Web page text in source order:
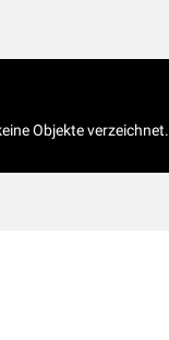
Objekte verzeichnet.